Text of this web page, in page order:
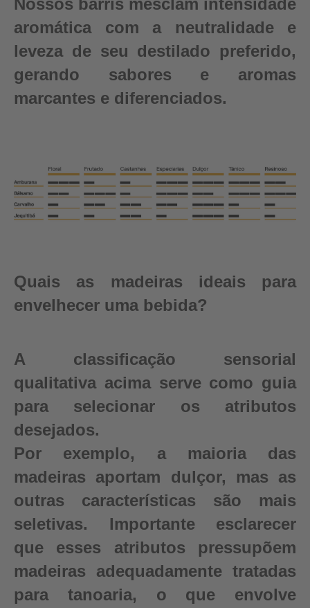
Nossos barris mesclam intensidade
aromática com a neutralidade e
leveza de seu destilado preferido,
gerando sabores e aromas
marcantes e diferenciados.
Quais as madeiras ideais para
envelhecer uma bebida?
A classificação sensorial
qualitativa acima serve como guia
para selecionar os atributos
desejados.
Por exemplo, a maioria das
madeiras aportam dulçor, mas as
outras características são mais
seletivas. Importante esclarecer
que esses atributos pressupõem
madeiras adequadamente tratadas
para tanoaria, o que envolve